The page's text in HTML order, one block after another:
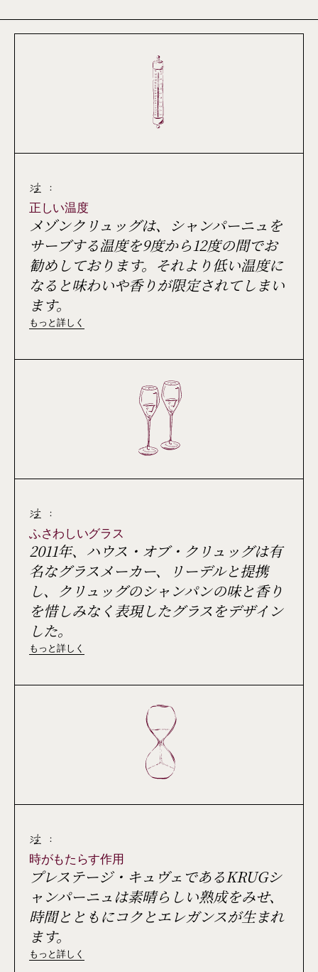
注 :
正しい温度
メゾンクリュッグは、シャンパーニュを
サーブする温度を9度から12度の間でお
勧めしております。それより低い温度に
なると味わいや香りが限定されてしまい
ます。
もっと詳しく
注 :
ふさわしいグラス
2011年、ハウス・オブ・クリュッグは有
名なグラスメーカー、リーデルと提携
し、クリュッグのシャンパンの味と香り
を惜しみなく表現したグラスをデザイン
した。
もっと詳しく
注 :
時がもたらす作用
プレステージ・キュヴェであるKRUGシ
ャンパーニュは素晴らしい熟成をみせ、
時間とともにコクとエレガンスが生まれ
ます。
もっと詳しく